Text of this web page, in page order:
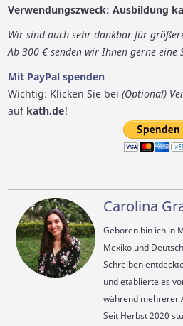
Verwendungszweck: Ausbildung
Wir sind auch sehr dankbar für
Ab 300 € senden wir Ihnen gerne eine
Mit PayPal spenden
Wichtig: Klicken Sie bei (Optional)
auf kath.de!
Carolina
Geboren bin ich in
Mexiko und
Schreiben
und etablierte es
während mehrerer
Seit Herbst 2020